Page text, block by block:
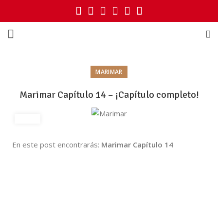
MARIMAR
Marimar Capítulo 14 – ¡Capítulo completo!
En este post encontrarás: Marimar Capítulo 14